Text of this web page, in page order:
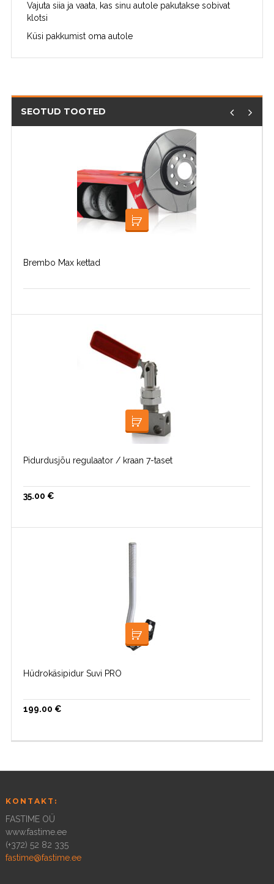
Vajuta siia ja vaata, kas sinu autole pakutakse sobivat
klotsi
Küsi pakkumist oma autole
SEOTUD TOOTED
LOE EDASI
Brembo Max kettad
LOE EDASI
Pidurdusjõu regulaator / kraan 7-taset
35.00 €
LISA KORVI
Hüdrokäsipidur Suvi PRO
199.00 €
KONTAKT:
FASTIME OÜ
www.fastime.ee
(+372) 52 82 335
fastime@fastime.ee